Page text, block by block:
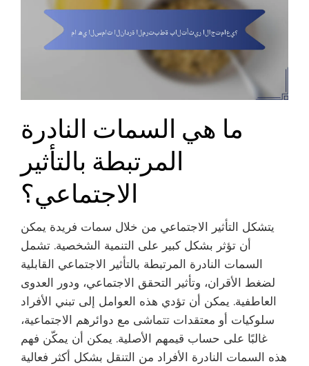
ما هي السمات النادرة
المرتبطة بالتأثير
الاجتماعي؟
يتشكل التأثير الاجتماعي من خلال سمات فريدة يمكن
أن تؤثر بشكل كبير على التنمية الشخصية. تشمل
السمات النادرة المرتبطة بالتأثير الاجتماعي القابلية
لضغط الأقران، وتأثير التحقق الاجتماعي، ودور العدوى
العاطفية. يمكن أن تؤدي هذه العوامل إلى تبني الأفراد
سلوكيات أو معتقدات تتماشى مع دوائرهم الاجتماعية،
غالبًا على حساب قيمهم الأصلية. يمكن أن يمكّن فهم
هذه السمات النادرة الأفراد من التنقل بشكل أكثر فعالية